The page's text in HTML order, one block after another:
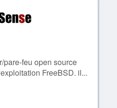
pare-feu open source
FreeBSD. il...